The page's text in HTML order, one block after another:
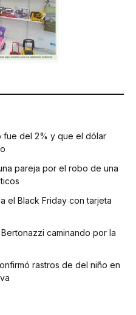
fue del 2% y que el dólar
pareja por el robo de una
el Black Friday con tarjeta
caminando por la
rastros de del niño en